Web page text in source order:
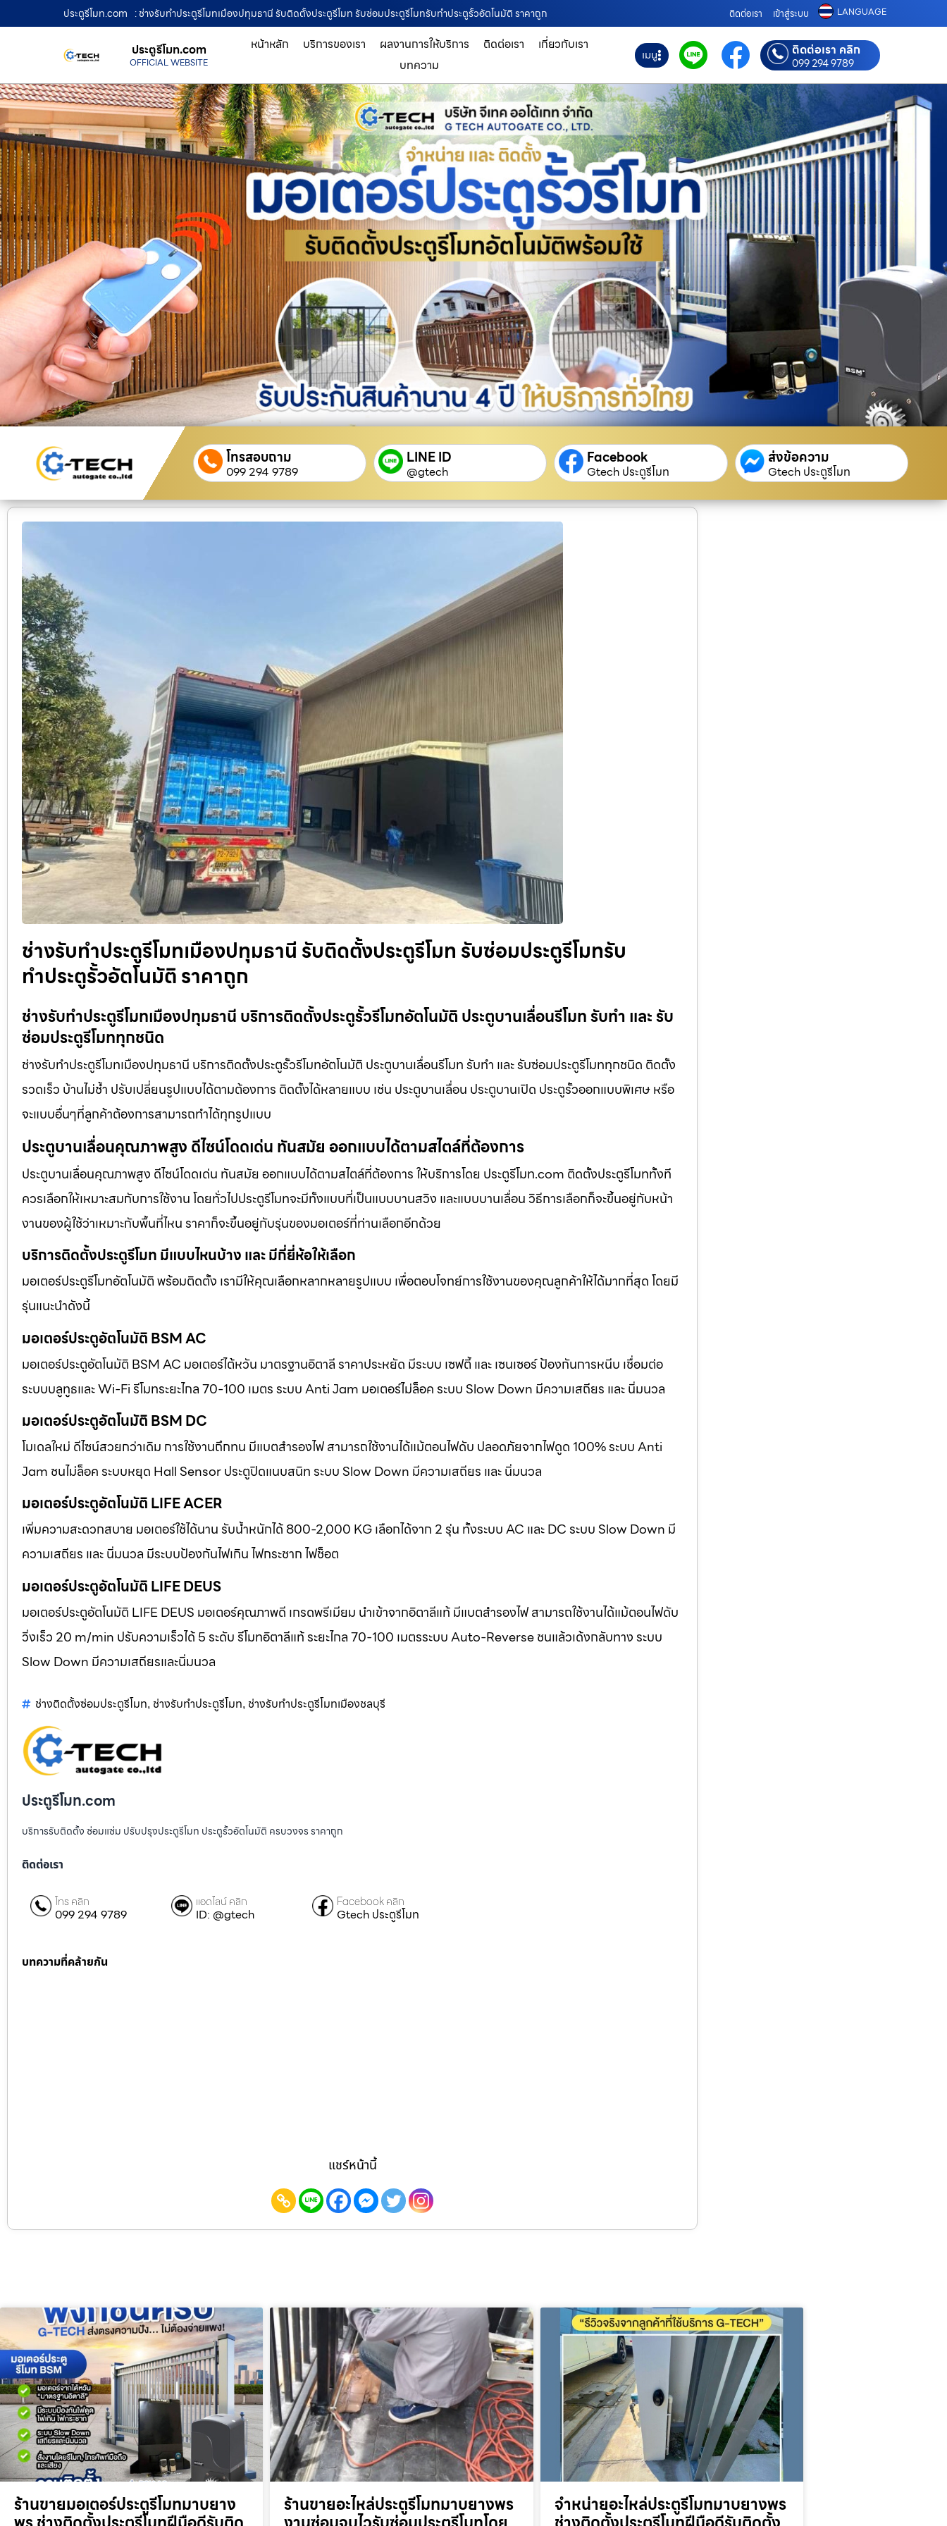
ประตูรีโมท.com : ช่างรับทำประตูรีโมทเมืองปทุมธานี รับติดตั้งประตูรีโมท รับซ่อมประตูรีโมทรับทำประตูรั้วอัตโนมัติ ราคาถูก ติดต่อเรา เข้าสู่ระบบ LANGUAGE
ประตูรีโมท.com
OFFICIAL WEBSITE
หน้าหลัก บริการของเรา ผลงานการให้บริการ ติดต่อเรา
เกี่ยวกับเรา
บทความ
เมนู ติดต่อเรา คลิก
099 294 9789
โทรสอบถาม
099 294 9789
LINE ID
@gtech
Facebook
Gtech ประตูรีโมท
ส่งข้อความ
Gtech ประตูรีโมท
ช่างรับทำประตูรีโมทเมืองปทุมธานี รับติดตั้งประตูรีโมท รับซ่อมประตูรีโมทรับ
ทำประตูรั้วอัตโนมัติ ราคาถูก
ช่างรับทำประตูรีโมทเมืองปทุมธานี บริการติดตั้งประตูรั้วรีโมทอัตโนมัติ ประตูบานเลื่อนรีโมท รับทำ และ รับ
ซ่อมประตูรีโมททุกชนิด
ช่างรับทำประตูรีโมทเมืองปทุมธานี บริการติดตั้งประตูรั้วรีโมทอัตโนมัติ ประตูบานเลื่อนรีโมท รับทำ และ รับซ่อมประตูรีโมททุกชนิด ติดตั้ง
รวดเร็ว บ้านไม่ช้ำ ปรับเปลี่ยนรูปแบบได้ตามต้องการ ติดตั้งได้หลายแบบ เช่น ประตูบานเลื่อน ประตูบานเปิด ประตูรั้วออกแบบพิเศษ หรือ
จะแบบอื่นๆที่ลูกค้าต้องการสามารถทำได้ทุกรูปแบบ
ประตูบานเลื่อนคุณภาพสูง ดีไซน์โดดเด่น ทันสมัย ออกแบบได้ตามสไตล์ที่ต้องการ
ประตูบานเลื่อนคุณภาพสูง ดีไซน์โดดเด่น ทันสมัย ออกแบบได้ตามสไตล์ที่ต้องการ ให้บริการโดย ประตูรีโมท.com ติดตั้งประตูรีโมททั้งที
ควรเลือกให้เหมาะสมกับการใช้งาน โดยทั่วไปประตูรีโมทจะมีทั้งแบบที่เป็นแบบบานสวิง และแบบบานเลื่อน วิธีการเลือกก็จะขึ้นอยู่กับหน้า
งานของผู้ใช้ว่าเหมาะกับพื้นที่ไหน ราคาก็จะขึ้นอยู่กับรุ่นของมอเตอร์ที่ท่านเลือกอีกด้วย
บริการติดตั้งประตูรีโมท มีแบบไหนบ้าง และ มีกี่ยี่ห้อให้เลือก
มอเตอร์ประตูรีโมทอัตโนมัติ พร้อมติดตั้ง เรามีให้คุณเลือกหลากหลายรูปแบบ เพื่อตอบโจทย์การใช้งานของคุณลูกค้าให้ได้มากที่สุด โดยมี
รุ่นแนะนำดังนี้
มอเตอร์ประตูอัตโนมัติ BSM AC
มอเตอร์ประตูอัตโนมัติ BSM AC มอเตอร์ไต้หวัน มาตรฐานอิตาลี ราคาประหยัด มีระบบ เซฟตี้ และ เซนเซอร์ ป้องกันการหนีบ เชื่อมต่อ
ระบบบลูทูธและ Wi-Fi รีโมทระยะไกล 70-100 เมตร ระบบ Anti Jam มอเตอร์ไม่ล็อค ระบบ Slow Down มีความเสถียร และ นิ่มนวล
มอเตอร์ประตูอัตโนมัติ BSM DC
โมเดลใหม่ ดีไซน์สวยกว่าเดิม การใช้งานถึกทน มีแบตสำรองไฟ สามารถใช้งานได้แม้ตอนไฟดับ ปลอดภัยจากไฟดูด 100% ระบบ Anti
Jam ชนไม่ล็อค ระบบหยุด Hall Sensor ประตูปิดแนบสนิท ระบบ Slow Down มีความเสถียร และ นิ่มนวล
มอเตอร์ประตูอัตโนมัติ LIFE ACER
เพิ่มความสะดวกสบาย มอเตอร์ใช้ได้นาน รับน้ำหนักได้ 800-2,000 KG เลือกได้จาก 2 รุ่น ทั้งระบบ AC และ DC ระบบ Slow Down มี
ความเสถียร และ นิ่มนวล มีระบบป้องกันไฟเกิน ไฟกระชาก ไฟช็อต
มอเตอร์ประตูอัตโนมัติ LIFE DEUS
มอเตอร์ประตูอัตโนมัติ LIFE DEUS มอเตอร์คุณภาพดี เกรดพรีเมียม นำเข้าจากอิตาลีแท้ มีแบตสำรองไฟ สามารถใช้งานได้แม้ตอนไฟดับ
วิ่งเร็ว 20 m/min ปรับความเร็วได้ 5 ระดับ รีโมทอิตาลีแท้ ระยะไกล 70-100 เมตรระบบ Auto-Reverse ชนแล้วเด้งกลับทาง ระบบ
Slow Down มีความเสถียรและนิ่มนวล
ช่างติดตั้งซ่อมประตูรีโมท, ช่างรับทำประตูรีโมท, ช่างรับทำประตูรีโมทเมืองชลบุรี
ประตูรีโมท.com
บริการรับติดตั้ง ซ่อมแซ่ม ปรับปรุงประตูรีโมท ประตูรั้วอัตโนมัติ ครบวงจร ราคาถูก
ติดต่อเรา
โทร คลิก
099 294 9789
แอดไลน์ คลิก
ID: @gtech
Facebook คลิก
Gtech ประตูรีโมท
บทความที่คล้ายกัน
แชร์หน้านี้
ร้านขายมอเตอร์ประตูรีโมทมาบยาง ร้านขายอะไหล่ประตูรีโมทมาบยางพร จำหน่ายอะไหล่ประตูรีโมทมาบยางพร